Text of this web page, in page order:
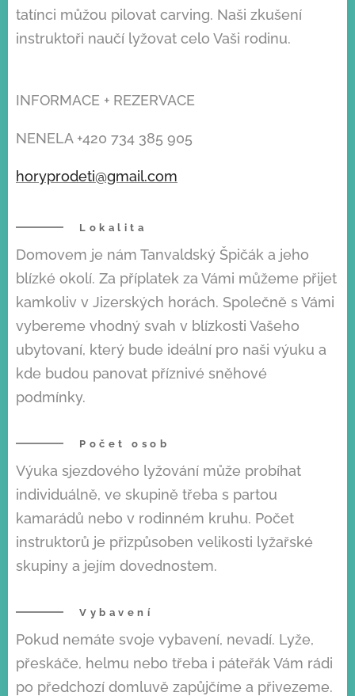
tatínci můžou pilovat carving. Naši zkušení
instruktoři naučí lyžovat celo Vaši rodinu.
INFORMACE + REZERVACE
NENELA +420 734 385 905
horyprodeti@gmail.com
Lokalita
Domovem je nám Tanvaldský Špičák a jeho
blízké okolí. Za příplatek za Vámi můžeme přijet
kamkoliv v Jizerských horách. Společně s Vámi
vybereme vhodný svah v blízkosti Vašeho
ubytovaní, který bude ideální pro naši výuku a
kde budou panovat příznivé sněhové
podmínky.
Počet osob
Výuka sjezdového lyžování může probíhat
individuálně, ve skupině třeba s partou
kamarádů nebo v rodinném kruhu. Počet
instruktorů je přizpůsoben velikosti lyžařské
skupiny a jejím dovednostem.
Vybavení
Pokud nemáte svoje vybavení, nevadí. Lyže,
přeskáče, helmu nebo třeba i páteřák Vám rádi
po předchozí domluvě zapůjčíme a přivezeme.